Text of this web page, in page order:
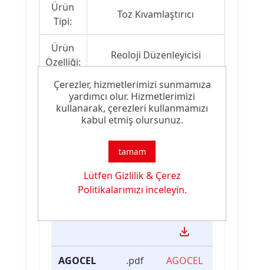
Ürün
Tipi:
Toz Kıvamlaştırıcı
Ürün
Özelliği:
Reoloji Düzenleyicisi
Ürün Dokümanları
Türü
AGOCEL
TDS TR
.pdf
AGOCEL
TDS TR
AGOCEL
.pdf
AGOCEL
Çerezler, hizmetlerimizi sunmamıza
yardımcı olur. Hizmetlerimizi
kullanarak, çerezleri kullanmamızı
kabul etmiş olursunuz.
tamam
Lütfen Gizlilik & Çerez
Politikalarımızı inceleyin.